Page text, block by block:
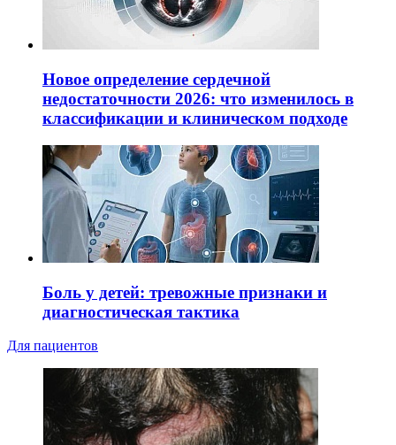
Новое определение сердечной
недостаточности 2026: что изменилось в
классификации и клиническом подходе
Боль у детей: тревожные признаки и
диагностическая тактика
Для пациентов